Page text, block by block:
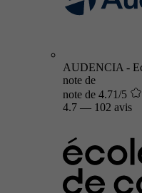
AUDENCIA -
note de
note de 4.71/5
4.7 — 102 avis